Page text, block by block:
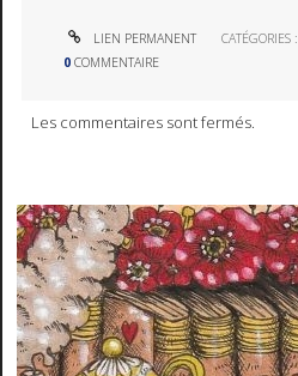
LIEN PERMANENT CATÉGORIES :
0 COMMENTAIRE
Les commentaires sont fermés.